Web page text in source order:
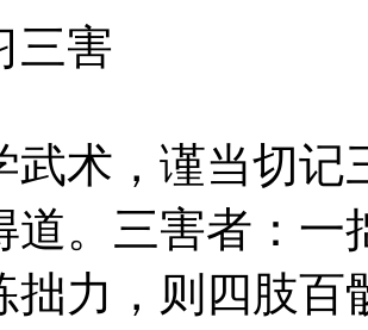
害
，谨当切记
道。三害者：一
拙力，则四肢百